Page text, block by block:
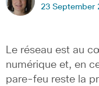
23 September
Le réseau est au
numérique et, en
pare-feu reste la